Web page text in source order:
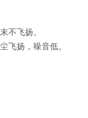
不飞扬。
飞扬，噪音低。